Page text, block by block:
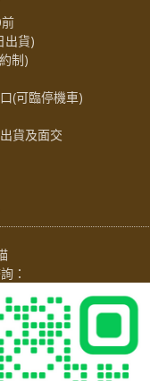
出貨)
制)
(可臨停機車)
貨及面交
：